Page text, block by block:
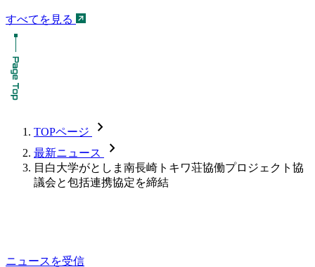
すべてを見る
TOPページ chevron_forward
最新ニュース chevron_forward
目白大学がとしま南長崎トキワ荘協働プロジェクト協
議会と包括連携協定を締結
ニュースを受信